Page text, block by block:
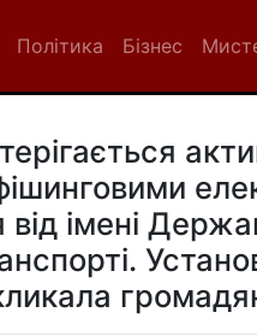
Політика Бізнес
імені